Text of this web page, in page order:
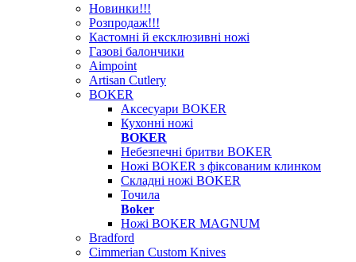
Новинки!!!
Розпродаж!!!
Кастомні й ексклюзивні ножі
Газові балончики
Aimpoint
Artisan Cutlery
BOKER
Аксесуари BOKER
Кухонні ножі
BOKER
Небезпечні бритви BOKER
Ножі BOKER з фіксованим клинком
Складні ножі BOKER
Точила
Boker
Ножі BOKER MAGNUM
Bradford
Cimmerian Custom Knives